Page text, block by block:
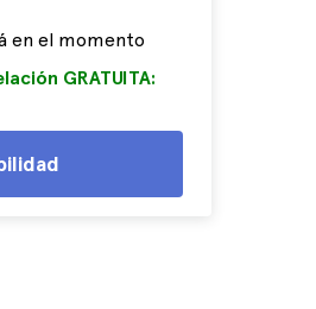
en el momento
GRATUITA: